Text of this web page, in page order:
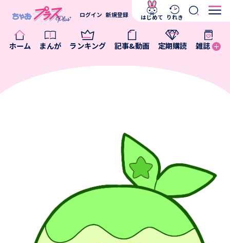
ホーム まんが ランキング 記事&動画 定期購読 雑誌
ログイン 新規登録 はじめて りれき